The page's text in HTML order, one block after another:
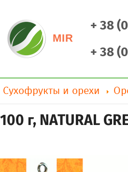
MIR
+ 38
+ 38
Сухофрукты и орехи
г, NATURAL